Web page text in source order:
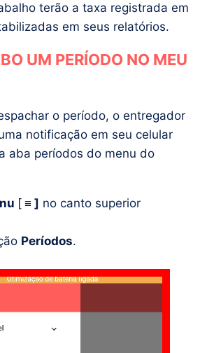
terão a taxa registrada em
em seus relatórios.
UM PERÍODO NO MEU
o período, o entregador
notificação em seu celular
aba períodos do menu do
[≡ ] no canto superior
Períodos.